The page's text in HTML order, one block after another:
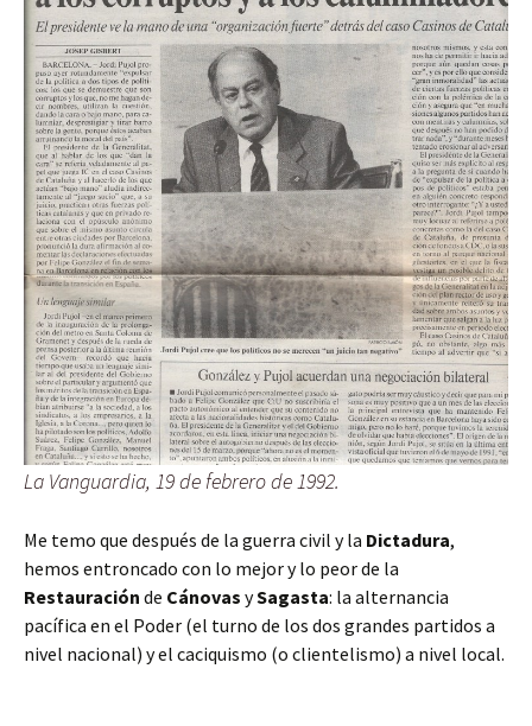
La Vanguardia, 19 de febrero de 1992.
Me temo que después de la guerra civil y la Dictadura,
hemos entroncado con lo mejor y lo peor de la
Restauración de Cánovas ySagasta: la alternancia
pacífica en el Poder (el turno de los dos grandes partidos a
nivel nacional) y el caciquismo (o clientelismo) a nivel local.